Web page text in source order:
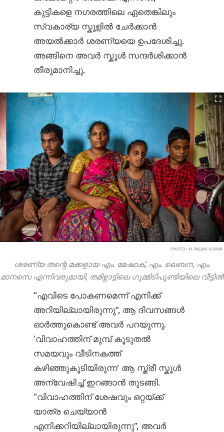
കുട്ടികളെ നഗരത്തിലെ ഏതെങ്കിലും
സ്വകാര്യ സ്കൂളിൽ ചേർക്കാൻ
അയൽക്കാർ ശരണ്യയെ ഉപദേശിച്ചു.
അങ്ങിനെ അവർ സ്കൂൾ സന്ദർശിക്കാൻ
തീരുമാനിച്ചു.
PHOTO • M. PALANI KUMAR
ശരണ്യ തന്റെ മക്കളായ എം. മേഷാക്, എം. ലെബന, എം.
മാനസെ എന്നിവരുമായി, തമിഴ്നാട്ടിലെ ഗുമ്മിടിപൂണ്ടിയിലെ വീട്ടിൽ
“എവിടെ പോകണമെന്ന് എനിക്ക്
അറിയില്ലായിരുന്നു”, ആ ദിവസങ്ങൾ
ഓർത്തുകൊണ്ട് അവർ പറയുന്നു.
‘വിവാഹത്തിന് മുമ്പ് കൂടുതൽ
സമയവും വീടിനകത്ത്
കഴിഞ്ഞുകൂടിയിരുന്ന’ ആ സ്ത്രീ സ്കൂൾ
അന്വേഷിച്ച് ഇറങ്ങാൻ തുടങ്ങി.
“വിവാഹത്തിന് ശേഷവും ഒറ്റയ്ക്ക്
യാത്ര ചെയ്യാൻ
എനിക്കറിയില്ലായിരുന്നു”, അവർ